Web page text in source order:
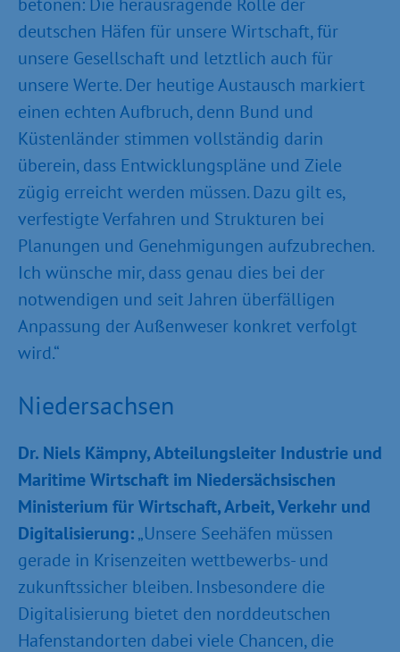
betonen: Die herausragende Rolle der
deutschen Häfen für unsere Wirtschaft, für
unsere Gesellschaft und letztlich auch für
unsere Werte. Der heutige Austausch markiert
einen echten Aufbruch, denn Bund und
Küstenländer stimmen vollständig darin
überein, dass Entwicklungspläne und Ziele
zügig erreicht werden müssen. Dazu gilt es,
verfestigte Verfahren und Strukturen bei
Planungen und Genehmigungen aufzubrechen.
Ich wünsche mir, dass genau dies bei der
notwendigen und seit Jahren überfälligen
Anpassung der Außenweser konkret verfolgt
wird.“
Niedersachsen
Dr. Niels Kämpny, Abteilungsleiter Industrie und
Maritime Wirtschaft im Niedersächsischen
Ministerium für Wirtschaft, Arbeit, Verkehr und
Digitalisierung:„Unsere Seehäfen müssen
gerade in Krisenzeiten wettbewerbs- und
zukunftssicher bleiben. Insbesondere die
Digitalisierung bietet den norddeutschen
Hafenstandorten dabei viele Chancen, die